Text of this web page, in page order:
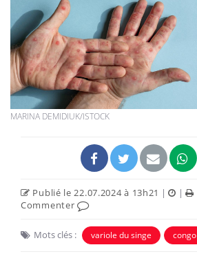
MARINA DEMIDIUK/ISTOCK
Publié le 22.07.2024 à 13h21 | |
Commenter
Mots clés : variole du singe congo